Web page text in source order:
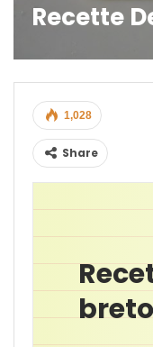
Recette
1,028
Share